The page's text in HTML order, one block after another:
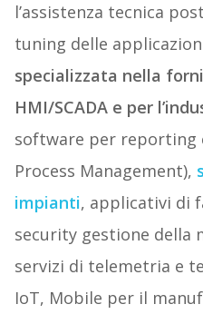
l’assistenza tecnica
tuning delle
specializzata nella
HMI/SCADA e per
software per reporting
Process Management),
impianti, applicativi di
security gestione della
servizi di telemetria e
IoT, Mobile per il